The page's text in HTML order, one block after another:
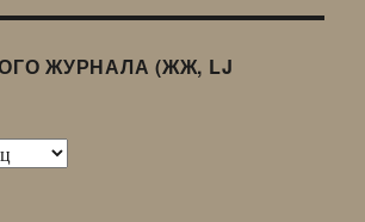
ЖУРНАЛА (ЖЖ, LJ